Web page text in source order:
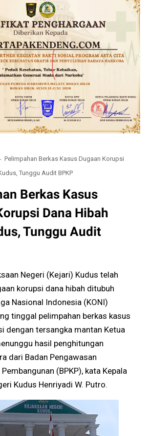
Pelimpahan Berkas Kasus Dugaan Korupsi
Tunggu Audit BPKP
Berkas Kasus
Dana Hibah
Tunggu Audit
Negeri (Kejari) Kudus telah
korupsi dana hibah ditubuh
Nasional Indonesia (KONI)
tinggal pelimpahan berkas kasus
dengan tersangka mantan Ketua
hasil penghitungan
dari Badan Pengawasan
(BPKP), kata Kepala
Kudus Henriyadi W. Putro.